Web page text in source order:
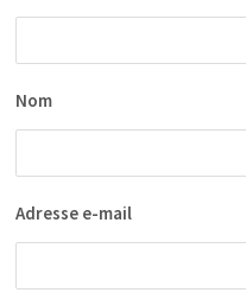
Nom
Adresse e-mail